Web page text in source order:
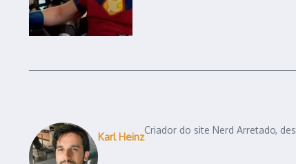
Karl Heinz
Criador do site Nerd Arretado,